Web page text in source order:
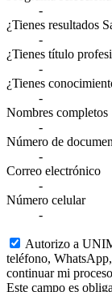
-
¿Tienes resultados
-
¿Tienes título
-
¿Tienes
-
Nombres completos
-
Número de
-
Correo electrónico
-
Número celular
-
Autorizo a
teléfono,
continuar mi
Este campo es